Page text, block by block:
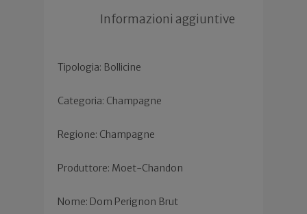
Informazioni aggiuntive
Tipologia: Bollicine
Categoria: Champagne
Regione: Champagne
Produttore: Moet-Chandon
Nome: Dom Perignon Brut